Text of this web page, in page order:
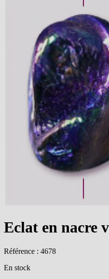
Eclat en nacre
Référence : 4678
En stock